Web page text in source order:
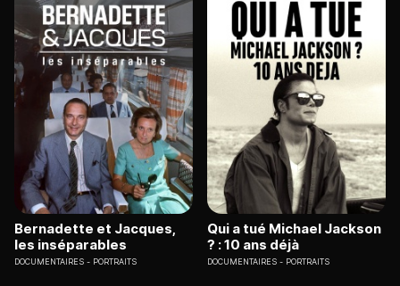
Bernadette et Jacques,
les inséparables
DOCUMENTAIRES PORTRAITS
Qui a tué Michael Jackson
? : 10 ans déjà
DOCUMENTAIRES PORTRAITS